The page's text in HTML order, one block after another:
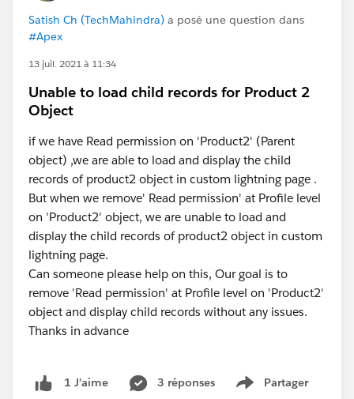
Satish Ch (TechMahindra) a posé une question dans
#Apex
13 juil. 2021 à 11:34
Unable to load child records for Product 2
Object
if we have Read permission on 'Product2' (Parent
object) ,we are able to load and display the child
records of product2 object in custom lightning page .
But when we remove' Read permission' at Profile level
on 'Product2' object, we are unable to load and
display the child records of product2 object in custom
lightning page.
Can someone please help on this, Our goal is to
remove 'Read permission' at Profile level on 'Product2'
object and display child records without any issues.
Thanks in advance
1 J’aime 3 réponses Partager
Show menu